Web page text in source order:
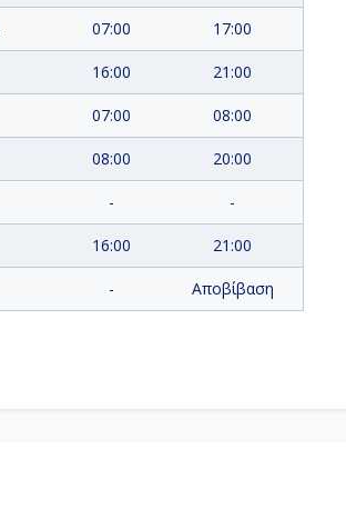
07:00 17:00
16:00 21:00
07:00 08:00
08:00 20:00
- -
16:00 21:00
- Αποβίβαση